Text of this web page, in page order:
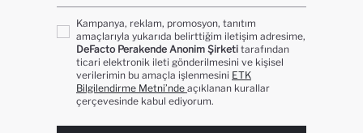
Kampanya, reklam, promosyon, tanıtım
amaçlarıyla yukarıda belirttiğim iletişim adresime,
DeFacto Perakende Anonim Şirketi tarafından
ticari elektronik ileti gönderilmesini ve kişisel
verilerimin bu amaçla işlenmesini ETK
Bilgilendirme Metni’nde açıklanan kurallar
çerçevesinde kabul ediyorum.